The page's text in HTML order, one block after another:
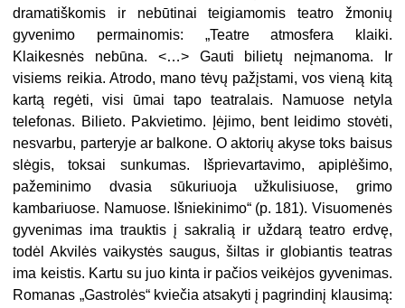
dramatiškomis ir nebūtinai teigiamomis teatro žmonių
gyvenimo permainomis: „Teatre atmosfera klaiki.
Klaikesnės nebūna. <…> Gauti bilietų neįmanoma. Ir
visiems reikia. Atrodo, mano tėvų pažįstami, vos vieną kitą
kartą regėti, visi ūmai tapo teatralais. Namuose netyla
telefonas. Bilieto. Pakvietimo. Įėjimo, bent leidimo stovėti,
nesvarbu, parteryje ar balkone. O aktorių akyse toks baisus
slėgis, toksai sunkumas. Išprievartavimo, apiplėšimo,
pažeminimo dvasia sūkuriuoja užkulisiuose, grimo
kambariuose. Namuose. Išniekinimo“ (p. 181). Visuomenės
gyvenimas ima trauktis į sakralią ir uždarą teatro erdvę,
todėl Akvilės vaikystės saugus, šiltas ir globiantis teatras
ima keistis. Kartu su juo kinta ir pačios veikėjos gyvenimas.
Romanas „Gastrolės“ kviečia atsakyti į pagrindinį klausimą: